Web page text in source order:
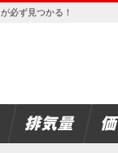
必ず見つかる！